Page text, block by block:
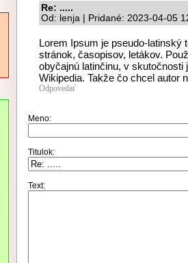
Re: .....
Od: lenja | Pridané: 2023-04-05
Lorem Ipsum je pseudo-latinský
stránok, časopisov, letákov.
obyčajnú latinčinu, v
Wikipedia. Takže čo chcel autor
Odpovedať
Meno:
Titulok:
Text: